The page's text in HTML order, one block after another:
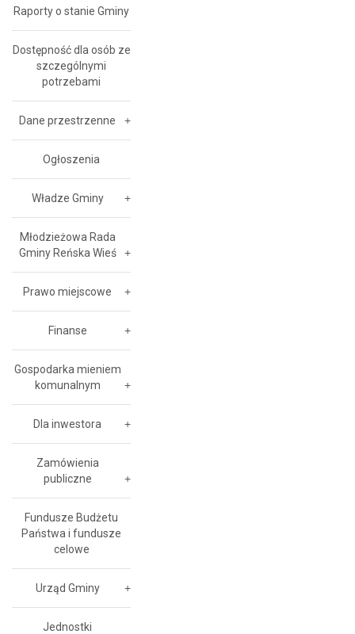
Raporty o stanie Gminy
Dostępność dla osób ze
szczególnymi
potrzebami
Dane przestrzenne
Ogłoszenia
Władze Gminy
Młodzieżowa Rada
Gminy Reńska Wieś
Prawo miejscowe
Finanse
Gospodarka mieniem
komunalnym
Dla inwestora
Zamówienia
publiczne
Fundusze Budżetu
Państwa i fundusze
celowe
Urząd Gminy
Jednostki